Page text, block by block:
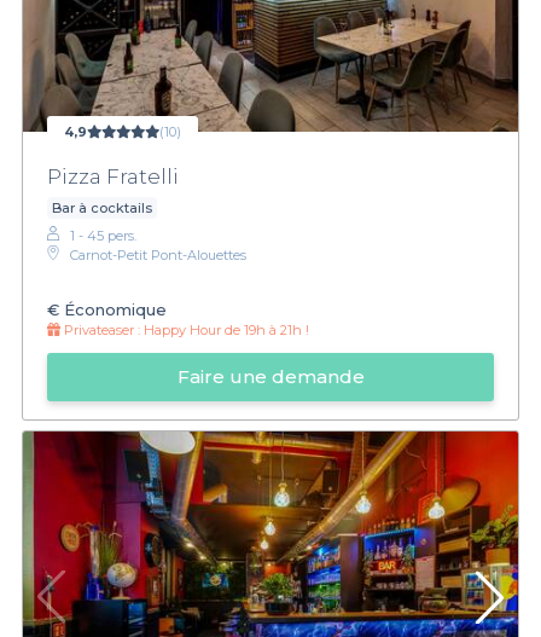
4,9 (10)
Pizza Fratelli
Bar à cocktails
1 - 45 pers.
Carnot-Petit Pont-Alouettes
€ Économique
Privateaser : Happy Hour de 19h à 21h !
Faire une demande